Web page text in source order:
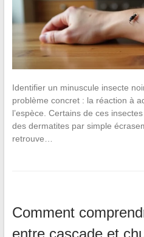
Identifier un minuscule insecte
problème concret : la réaction à
l’espèce. Certains de ces
des dermatites par simple
retrouve…
Comment
entre cascade et